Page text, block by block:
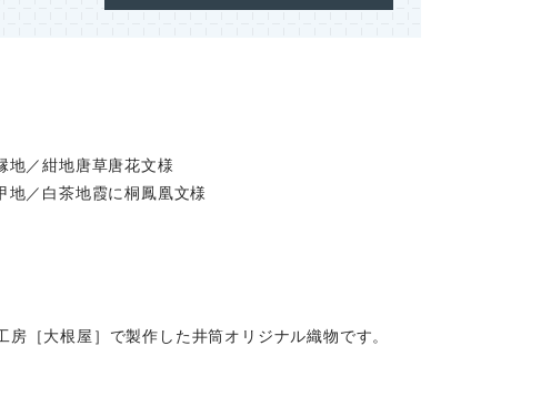
地／紺地唐草唐花文様
地／白茶地霞に桐鳳凰文様
房［大根屋］で製作した井筒オリジナル織物です。